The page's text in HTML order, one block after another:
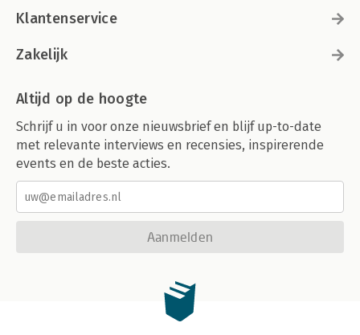
Klantenservice
Zakelijk
Altijd op de hoogte
Schrijf u in voor onze nieuwsbrief en blijf up-to-date
met relevante interviews en recensies, inspirerende
events en de beste acties.
Aanmelden